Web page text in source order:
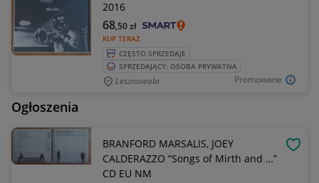
Promowane
2016
KUP TERAZ
68,50zł
CZĘSTO SPRZEDAJE
SPRZEDAJĄCY: OSOBA PRYWATNA
Lesznowola
Ogłoszenia
BRANFORD MARSALIS, JOEY
CALDERAZZO “Songs of Mirth and …”
CD EU NM